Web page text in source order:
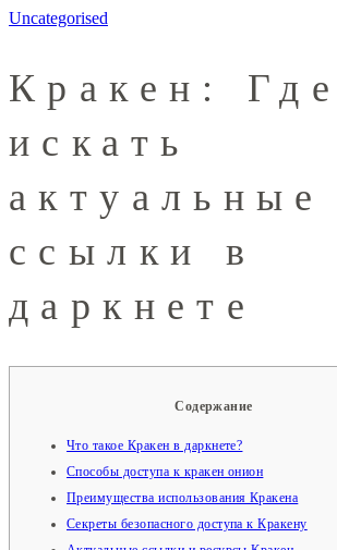
Uncategorised
Кракен: Где
искать
актуальные
ссылки в
даркнете
Содержание
Что такое Кракен в даркнете?
Способы доступа к кракен онион
Преимущества использования Кракена
Секреты безопасного доступа к Кракену